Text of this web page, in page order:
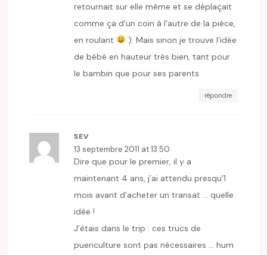
retournait sur elle même et se déplaçait
comme ça d’un coin à l’autre de la pièce,
en roulant
). Mais sinon je trouve l’idée
de bébé en hauteur très bien, tant pour
le bambin que pour ses parents.
répondre
SEV
13 septembre 2011 at 13:50
Dire que pour le premier, il y a
maintenant 4 ans, j’ai attendu presqu’1
mois avant d’acheter un transat … quelle
idée !
J’étais dans le trip : ces trucs de
puericulture sont pas nécessaires … hum